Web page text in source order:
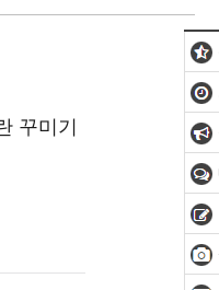
꾸미기